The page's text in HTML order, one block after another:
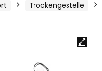
Trockengestelle